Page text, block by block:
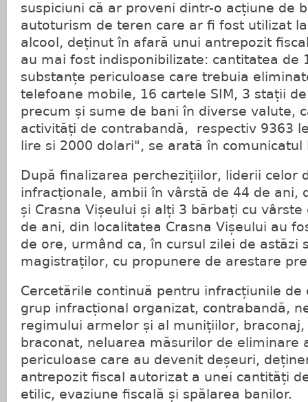
suspiciuni că ar proveni dintr-o acțiune de
autoturism de teren care ar fi fost utilizat
alcool, deținut în afară unui antrepozit
au mai fost indisponibilizate: cantitatea de
substanțe periculoase care trebuia
telefoane mobile, 16 cartele SIM, 3 stații
precum și sume de bani în diverse valute,
activități de contrabandă, respectiv 9363
lire si 2000 dolari", se arată în comunicatul
După finalizarea perchezițiilor, liderii celor
infracționale, ambii în vârstă de 44 de ani,
și Crasna Vișeului și alți 3 bărbați cu
de ani, din localitatea Crasna Vișeului au
de ore, urmând ca, în cursul zilei de astăzi
magistraților, cu propunere de arestare
Cercetările continuă pentru infracțiunile de
grup infracțional organizat, contrabandă,
regimului armelor și al munițiilor,
braconat, neluarea măsurilor de eliminare
periculoase care au devenit deșeuri,
antrepozit fiscal autorizat a unei cantități
etilic, evaziune fiscală și spălarea banilor.